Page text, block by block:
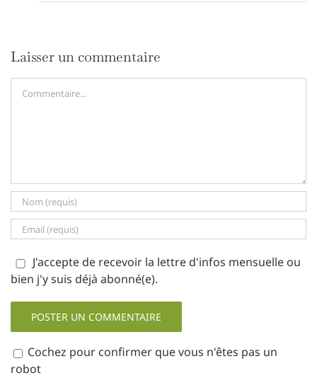
Laisser un commentaire
Commentaire
J'accepte de recevoir la lettre d'infos mensuelle ou
bien j'y suis déjà abonné(e).
Cochez pour confirmer que vous n'êtes pas un
robot